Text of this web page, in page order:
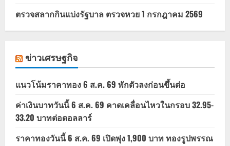
ตรวจสลากกินแบ่งรัฐบาล ตรวจหวย 1 กรกฎาคม 2569
ข่าวเศรษฐกิจ
แนวโน้มราคาทอง 6 ส.ค. 69 พักตัวลงก่อนขึ้นต่อ
ค่าเงินบาทวันนี้ 6 ส.ค. 69 คาดเคลื่อนไหวในกรอบ 32.95-
33.20 บาทต่อดอลลาร์
ราคาทองวันนี้ 6 ส.ค. 69 เปิดพุ่ง 1,900 บาท ทองรูปพรรณ